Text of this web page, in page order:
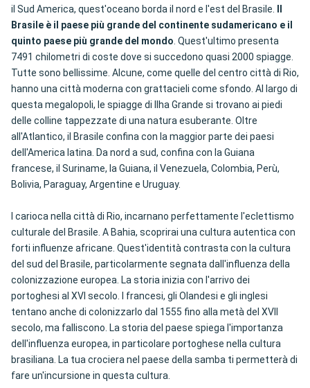
il Sud America, quest'oceano borda il nord e l'est del Brasile.
Brasile è il paese più grande del continente sudamericano e il
quinto paese più grande del mondo. Quest'ultimo presenta
7491 chilometri di coste dove si succedono quasi 2000 spiagge.
Tutte sono bellissime. Alcune, come quelle del centro città di Rio,
hanno una città moderna con grattacieli come sfondo. Al largo di
questa megalopoli, le spiagge di Ilha Grande si trovano ai piedi
delle colline tappezzate di una natura esuberante. Oltre
all'Atlantico, il Brasile confina con la maggior parte dei paesi
dell'America latina. Da nord a sud, confina con la Guiana
francese, il Suriname, la Guiana, il Venezuela, Colombia, Perù,
Bolivia, Paraguay, Argentine e Uruguay.
I carioca nella città di Rio, incarnano perfettamente l'eclettismo
culturale del Brasile. A Bahia, scoprirai una cultura autentica con
forti influenze africane. Quest'identità contrasta con la cultura
del sud del Brasile, particolarmente segnata dall'influenza della
colonizzazione europea. La storia inizia con l'arrivo dei
portoghesi al XVI secolo. I francesi, gli Olandesi e gli inglesi
tentano anche di colonizzarlo dal 1555 fino alla metà del XVII
secolo, ma falliscono. La storia del paese spiega l'importanza
dell'influenza europea, in particolare portoghese nella cultura
brasiliana. La tua crociera nel paese della samba ti permetterà di
fare un'incursione in questa cultura.